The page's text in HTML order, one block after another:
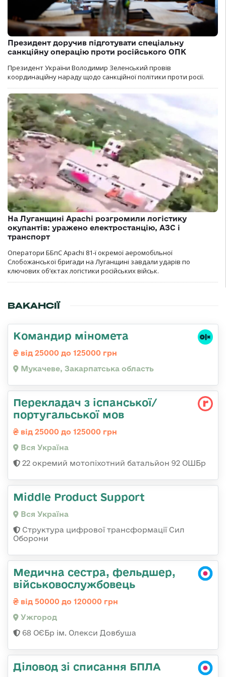
Президент доручив підготувати спеціальну
санкційну операцію проти російського ОПК
Президент України Володимир Зеленський провів
координаційну нараду щодо санкційної політики проти росії.
На Луганщині Apachi розгромили логістику
окупантів: уражено електростанцію, АЗС і
транспорт
Оператори ББпС Apachi 81-ї окремої аеромобільної
Слобожанської бригади на Луганщині завдали ударів по
ключових об’єктах логістики російських військ.
ВАКАНСІЇ
Командир міномета
від 25000 до 125000 грн
Мукачеве, Закарпатська область
Перекладач з іспанської/
португальської мов
від 25000 до 125000 грн
Вся Україна
22 окремий мотопіхотний батальйон 92 ОШБр
Middle Product Support
Вся Україна
Структура цифрової трансформації Сил
Оборони
Медична сестра, фельдшер,
військовослужбовець
від 50000 до 120000 грн
Ужгород
68 ОЄБр ім. Олекси Довбуша
Діловод зі списання БПЛА